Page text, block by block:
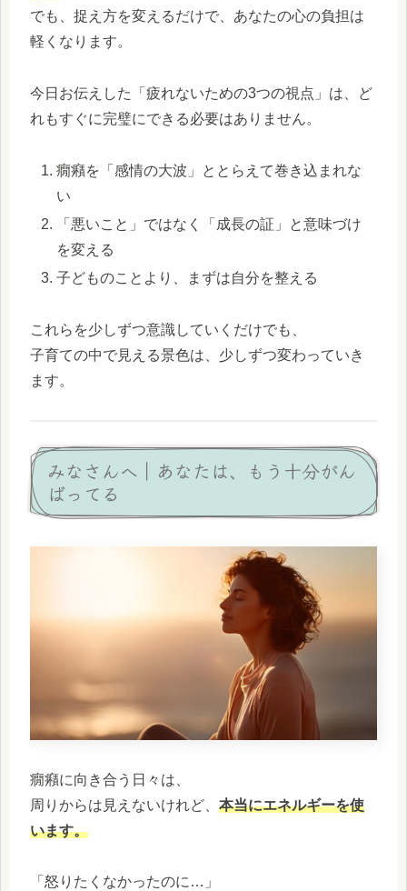
でも、捉え方を変えるだけで、あなたの心の負担は
軽くなります。
今日お伝えした「疲れないための3つの視点」は、ど
れもすぐに完璧にできる必要はありません。
癇癪を「感情の大波」ととらえて巻き込まれな
い
「悪いこと」ではなく「成長の証」と意味づけ
を変える
子どものことより、まずは自分を整える
これらを少しずつ意識していくだけでも、
子育ての中で見える景色は、少しずつ変わっていき
ます。
みなさんへ｜あなたは、もう十分がん
ばってる
癇癪に向き合う日々は、
周りからは見えないけれど、 本当にエネルギーを使
います。
「怒りたくなかったのに…」